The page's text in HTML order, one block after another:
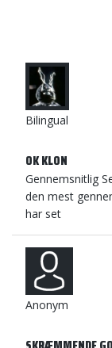
Bilingual
OK KLON
Gennemsnitlig
den mest
har set
Anonym